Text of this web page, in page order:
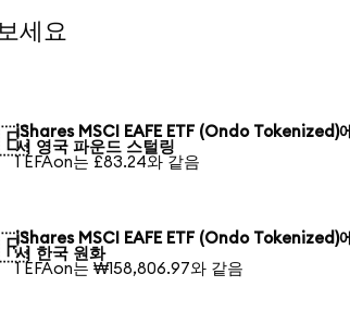
세요
iShares MSCI EAFE ETF (Ondo Tokenized)에
서 영국 파운드 스털링
1 EFAon는 £83.24와 같음
iShares MSCI EAFE ETF (Ondo Tokenized)에
서 한국 원화
1 EFAon는 ₩158,806.97와 같음